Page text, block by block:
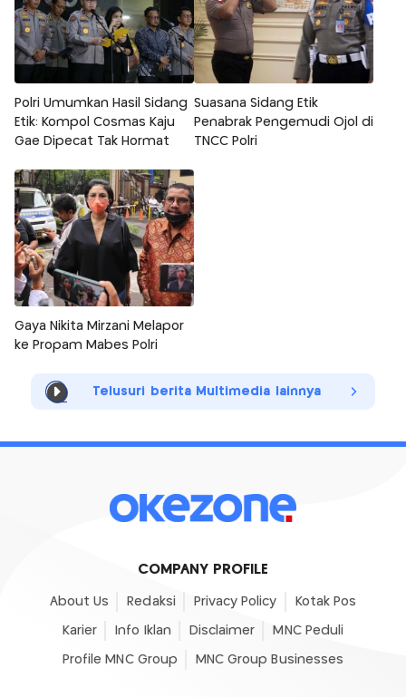
Polri Umumkan Hasil Sidang
Etik: Kompol Cosmas Kaju
Gae Dipecat Tak Hormat
Suasana Sidang Etik
Penabrak Pengemudi Ojol di
TNCC Polri
Gaya Nikita Mirzani Melapor
ke Propam Mabes Polri
Telusuri berita Multimedia lainnya
COMPANY PROFILE
About Us Redaksi Privacy Policy Kotak Pos
Karier Info Iklan Disclaimer MNC Peduli
Profile MNC Group MNC Group Businesses